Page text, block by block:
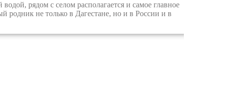
рядом с селом располагается и самое главное
родник не только в Дагестане, но и в России и в